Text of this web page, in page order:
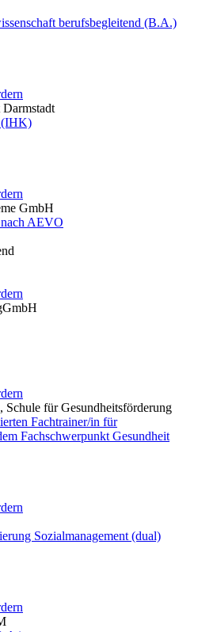
berufsbegleitend (B.A.)
Darmstadt
(IHK)
GmbH
AEVO
Schule für Gesundheitsförderung
Fachtrainer/in für
Fachschwerpunkt Gesundheit
Sozialmanagement (dual)